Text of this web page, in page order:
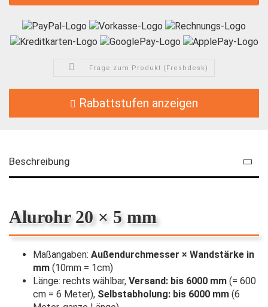
Frage zum Produkt (Freshdesk)
Rabattstufen anzeigen
Beschreibung
Alurohr 20 × 5 mm
Maßangaben: Außendurchmesser × Wandstärke in
mm (10mm = 1cm)
Länge: rechts wählbar, Versand: bis 6000 mm (= 600
cm = 6 Meter), Selbstabholung: bis 6000 mm (6